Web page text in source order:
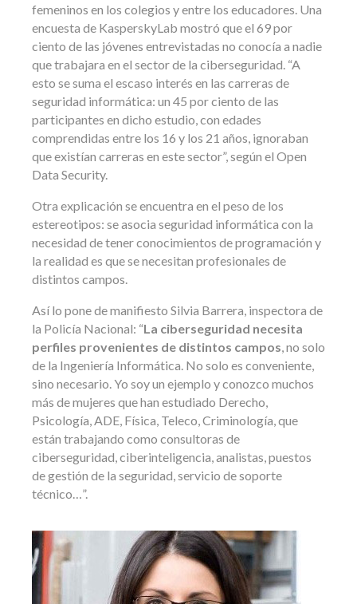
femeninos en los colegios y entre los educadores. Una
encuesta de KasperskyLab mostró que el 69 por
ciento de las jóvenes entrevistadas no conocía a nadie
que trabajara en el sector de la ciberseguridad. “A
esto se suma el escaso interés en las carreras de
seguridad informática: un 45 por ciento de las
participantes en dicho estudio, con edades
comprendidas entre los 16 y los 21 años, ignoraban
que existían carreras en este sector”, según el Open
Data Security.
Otra explicación se encuentra en el peso de los
estereotipos: se asocia seguridad informática con la
necesidad de tener conocimientos de programación y
la realidad es que se necesitan profesionales de
distintos campos.
Así lo pone de manifiesto Silvia Barrera, inspectora de
la Policía Nacional: “La ciberseguridad necesita
perfiles provenientes de distintos campos , no solo
de la Ingeniería Informática. No solo es conveniente,
sino necesario. Yo soy un ejemplo y conozco muchos
más de mujeres que han estudiado Derecho,
Psicología, ADE, Física, Teleco, Criminología, que
están trabajando como consultoras de
ciberseguridad, ciberinteligencia, analistas, puestos
de gestión de la seguridad, servicio de soporte
técnico…”.